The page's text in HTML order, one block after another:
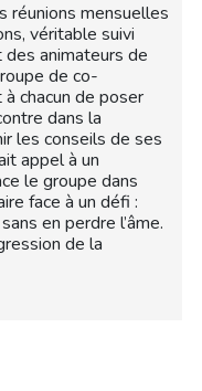
réunions mensuelles
véritable suivi
animateurs de
de co-
chacun de poser
dans la
les conseils de ses
appel à un
le groupe dans
face à un défi :
en perdre l’âme.
de la